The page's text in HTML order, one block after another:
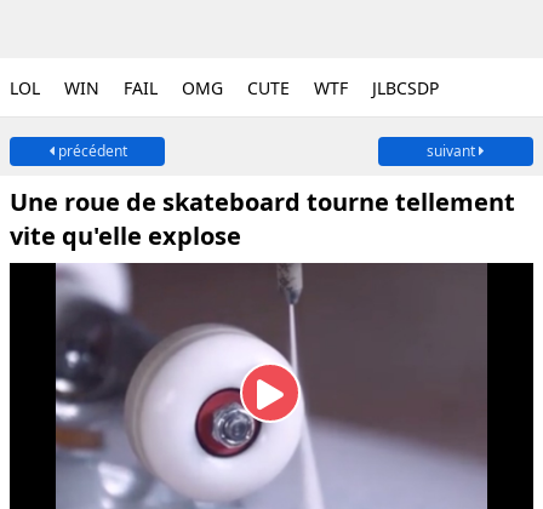
LOL WIN FAIL OMG CUTE WTF JLBCSDP
précédent suivant
Une roue de skateboard tourne tellement
vite qu'elle explose